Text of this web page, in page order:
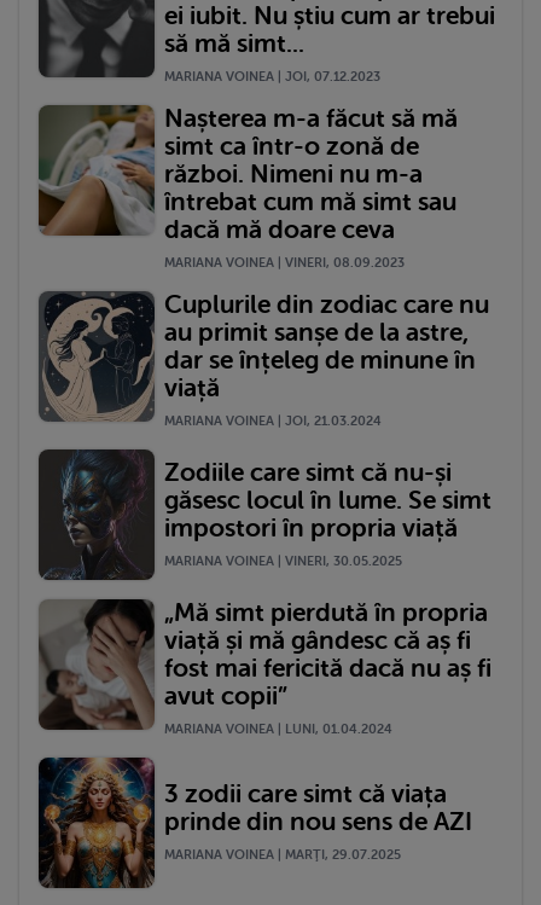
ei iubit. Nu știu cum ar trebui
să mă simt...
MARIANA VOINEA | JOI, 07.12.2023
Nașterea m-a făcut să mă
simt ca într-o zonă de
război. Nimeni nu m-a
întrebat cum mă simt sau
dacă mă doare ceva
MARIANA VOINEA | VINERI, 08.09.2023
Cuplurile din zodiac care nu
au primit sanșe de la astre,
dar se înțeleg de minune în
viață
MARIANA VOINEA | JOI, 21.03.2024
Zodiile care simt că nu-și
găsesc locul în lume. Se simt
impostori în propria viață
MARIANA VOINEA | VINERI, 30.05.2025
„Mă simt pierdută în propria
viață și mă gândesc că aș fi
fost mai fericită dacă nu aș fi
avut copii”
MARIANA VOINEA | LUNI, 01.04.2024
3 zodii care simt că viața
prinde din nou sens de AZI
MARIANA VOINEA | MARŢI, 29.07.2025